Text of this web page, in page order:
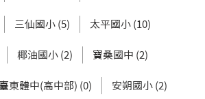
三仙國小 (5) 太平國小 (10)
椰油國小 (2) 寶桑國中 (2)
臺東體中(高中部) (0) 安朔國小 (2)